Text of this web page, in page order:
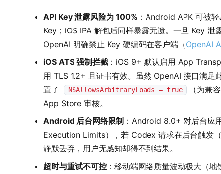
API Key 泄露风险为 100% ：Android APK 可被
Key；iOS IPA 解包后同样暴露无遗。一旦 Key 泄
OpenAI 明确禁止 Key 硬编码在客户端（OpenAI
iOS ATS 强制拦截 ：iOS 9+ 默认启用 App
用 TLS 1.2+ 且证书有效。虽然 OpenAI 接口满足
置了
NSAllowsArbitraryLoads = true
（为兼
App Store 审核。
Android 后台网络限制 ：Android 8.0+ 对后台应
Execution Limits），若 Codex 请求在后台触发
静默丢弃，用户无感知却得不到结果。
超时与重试不可控 ：移动端网络质量波动极大（